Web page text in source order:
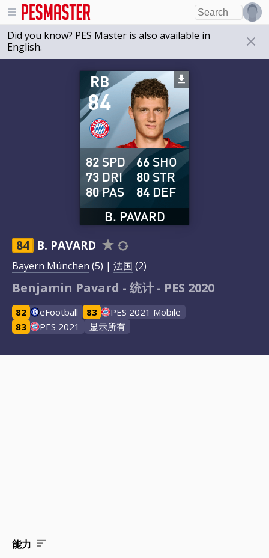
Did you know? PES Master is also available in
English.
84
RB
B. PAVARD
82 SPD
73 DRI
80PAS
66 SHO
80 STR
84 DEF
84 B. PAVARD
Bayern München (5) | 法国 (2)
Benjamin Pavard - 统计 - PES 2020
82 eFootball 83
PES 2021 Mobile
83
PES 2021 显示所有
能力